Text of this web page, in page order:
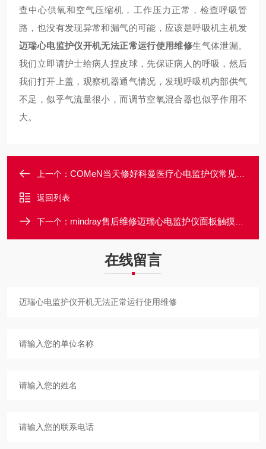
查中心供氧和空气压缩机，工作压力正常，检查呼吸管
路，也没有发现异常和漏气的可能，应该是呼吸机主机发
迈瑞心电监护仪开机无法正常运行使用维修生气体泄漏。
我们立即请护士给病人捏皮球，先保证病人的呼吸，然后
我们打开上盖，观察机器通气情况，发现呼吸机内部供气
不足，似乎气流量很小，而调节空氧混合器也似乎作用不
大。
上一个： COMeN当天修好科曼医疗心电监护仪常见故障售后修理电话
返回列表
下一个： mindray售后维修迈瑞心电监护仪面板触摸点击失灵维修解决
在线留言